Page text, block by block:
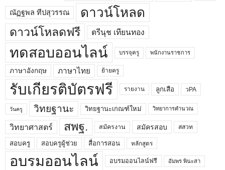
ณัฏฐพล ทีปสุวรรณ ดาวน์โหลด
ดาวน์โหลดฟรี ตรีนุช เทียนทอง
ทดสอบออนไลน์ บรรจุครู พนักงานราชการ
ภาษาอังกฤษ ภาษาไทย ย้ายครู
รับเกียรติบัตรฟรี รายงาน ลูกเสือ วPA
วันครู วิทยฐานะ วิทยฐานะเกณฑ์ใหม่ วิทยาการคำนวณ
วิทยาศาสตร์ สพฐ. สมัครงาน สมัครสอบ สสวท
สอบครู สอบครูผู้ช่วย สื่อการสอน หลักสูตร
อบรมออนไลน์ อบรมออนไลน์ฟรี อัมพร พินะสา